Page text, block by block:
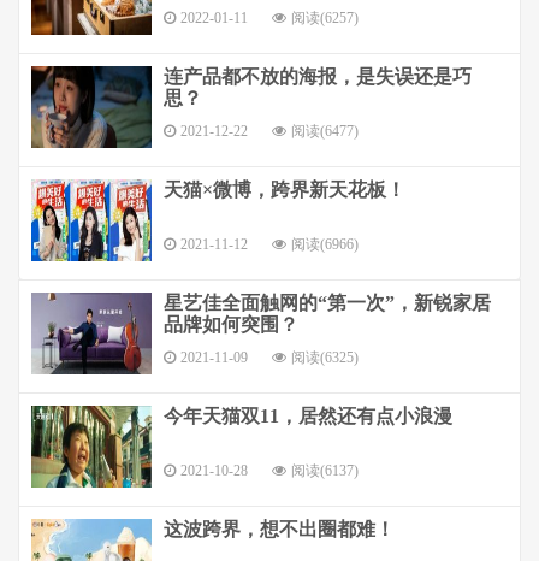
2022-01-11 阅读(6257)
连产品都不放的海报，是失误还是巧
思？
2021-12-22 阅读(6477)
天猫×微博，跨界新天花板！
2021-11-12 阅读(6966)
星艺佳全面触网的“第一次”，新锐家居
品牌如何突围？
2021-11-09 阅读(6325)
今年天猫双11，居然还有点小浪漫
2021-10-28 阅读(6137)
这波跨界，想不出圈都难！